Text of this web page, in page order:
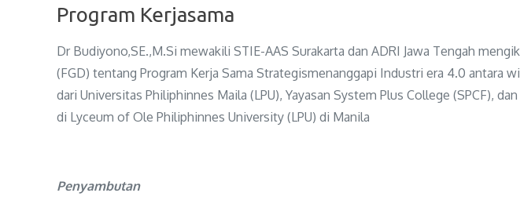
Program Kerjasama
Dr Budiyono,SE.,M.Si mewakili STIE-AAS Surakarta dan ADRI Jawa Tengah
(FGD) tentang Program Kerja Sama Strategismenanggapi Industri era 4.0
dari Universitas Philiphinnes Maila (LPU), Yayasan System Plus College (SPCF),
di Lyceum of Ole Philiphinnes University (LPU) di Manila
Penyambutan